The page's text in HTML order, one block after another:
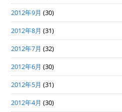
2012年9月 (30)
2012年8月 (31)
2012年7月 (32)
2012年6月 (30)
2012年5月 (31)
2012年4月 (30)